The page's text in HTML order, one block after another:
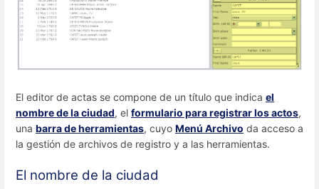
El editor de actas se compone de un título que indica el
nombre de la ciudad, el formulario para registrar los actos,
una barra de herramientas, cuyo Menú Archivo da acceso a
la gestión de archivos de registro y a las herramientas.
El nombre de la ciudad